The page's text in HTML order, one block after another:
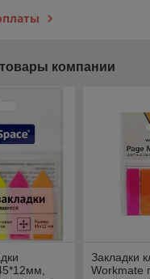
компании
Закладки
Workmate